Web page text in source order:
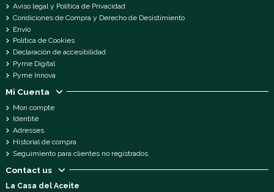
Aviso legal y Política de Privacidad
Condiciones de Compra y Derecho de Desistimiento
Envío
Política de Cookies
Declaración de accesibilidad
Pyme Digital
Pyme Innova
Mi Cuenta
Mon compte
Identité
Adresses
Historial de compra
Seguimiento para clientes no registrados
Contact us
La Casa del Aceite